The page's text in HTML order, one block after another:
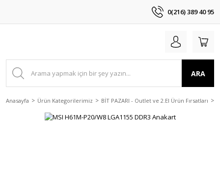
0(216) 389 40 95
ARA
Anasayfa Ürün Kategorilerimiz BİT PAZARI - Outlet ve 2.El Ürün Fırsatları